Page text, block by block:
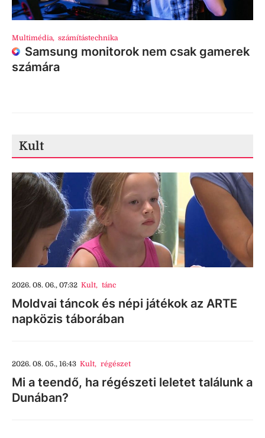
Multimédia, számítástechnika
Samsung monitorok nem csak gamerek
számára
Kult
2026. 08. 06., 07:32 Kult, tánc
Moldvai táncok és népi játékok az ARTE
napközis táborában
2026. 08. 05., 16:43 Kult, régészet
Mi a teendő, ha régészeti leletet találunk a
Dunában?